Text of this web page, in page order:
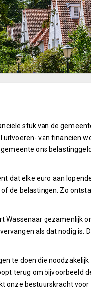
stuk van de
van financiën
ons
dat elke euro aan
de belastingen. Zo
Wassenaar gezamenlijk
als dat nodig is.
te doen die
terug om bijvoorbeeld
bestuurskracht